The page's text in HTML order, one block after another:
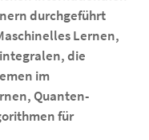
durchgeführt
Lernen,
die
im
Quanten-
für